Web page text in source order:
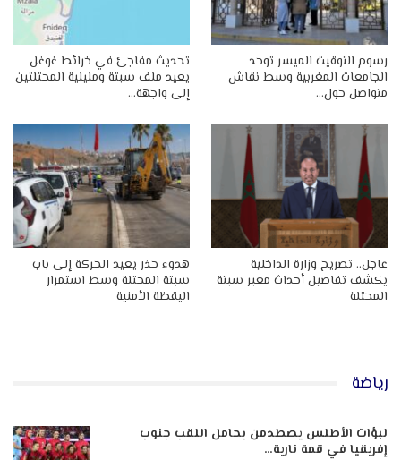
رسوم التوقيت الميسر توحد
الجامعات المغربية وسط نقاش
متواصل حول…
تحديث مفاجئ في خرائط غوغل
يعيد ملف سبتة ومليلية المحتلتين
إلى واجهة…
عاجل.. تصريح وزارة الداخلية
يكشف تفاصيل أحداث معبر سبتة
المحتلة
هدوء حذر يعيد الحركة إلى باب
سبتة المحتلة وسط استمرار
اليقظة الأمنية
رياضة
لبؤات الأطلس يصطدمن بحامل اللقب جنوب
إفريقيا في قمة نارية…